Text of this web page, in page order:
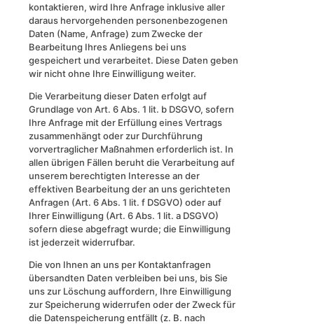
kontaktieren, wird Ihre Anfrage inklusive aller
daraus hervorgehenden personenbezogenen
Daten (Name, Anfrage) zum Zwecke der
Bearbeitung Ihres Anliegens bei uns
gespeichert und verarbeitet. Diese Daten geben
wir nicht ohne Ihre Einwilligung weiter.
Die Verarbeitung dieser Daten erfolgt auf
Grundlage von Art. 6 Abs. 1 lit. b DSGVO, sofern
Ihre Anfrage mit der Erfüllung eines Vertrags
zusammenhängt oder zur Durchführung
vorvertraglicher Maßnahmen erforderlich ist. In
allen übrigen Fällen beruht die Verarbeitung auf
unserem berechtigten Interesse an der
effektiven Bearbeitung der an uns gerichteten
Anfragen (Art. 6 Abs. 1 lit. f DSGVO) oder auf
Ihrer Einwilligung (Art. 6 Abs. 1 lit. a DSGVO)
sofern diese abgefragt wurde; die Einwilligung
ist jederzeit widerrufbar.
Die von Ihnen an uns per Kontaktanfragen
übersandten Daten verbleiben bei uns, bis Sie
uns zur Löschung auffordern, Ihre Einwilligung
zur Speicherung widerrufen oder der Zweck für
die Datenspeicherung entfällt (z. B. nach